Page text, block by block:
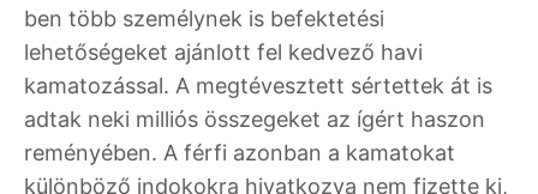
ben több személynek is befektetési
lehetőségeket ajánlott fel kedvező havi
kamatozással. A megtévesztett sértettek át is
adtak neki milliós összegeket az ígért haszon
reményében. A férfi azonban a kamatokat
különböző indokokra hivatkozva nem fizette ki,